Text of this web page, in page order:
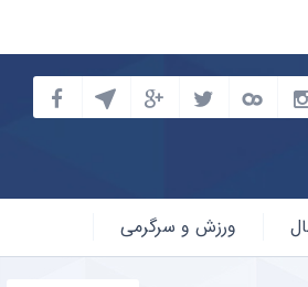
ورزش و سرگرمی